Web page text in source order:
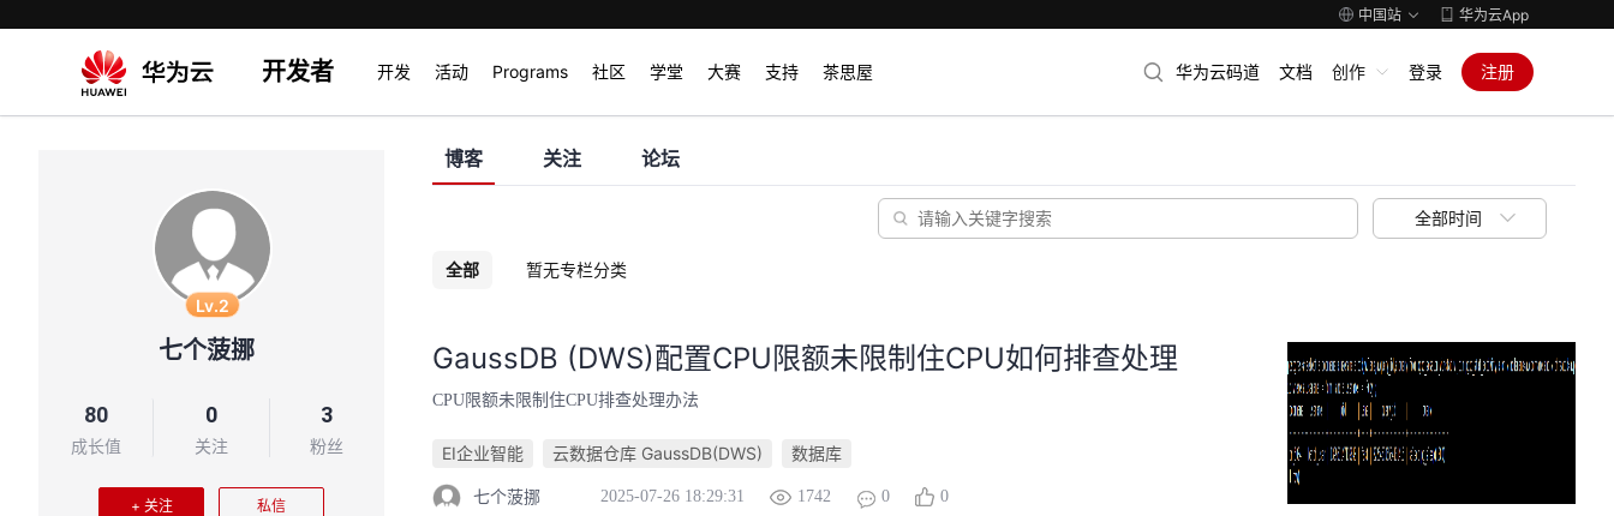
中国站 华为云App
开发者 开发 活动 Programs 社区 学堂 大赛 支持 茶思屋 华为云码道 文档 创作 登录 注册
Lv.2
七个菠挪
80
成长值
0
关注
3
粉丝
+ 关注 私信
博客 关注 论坛
全部时间
全部 暂无专栏分类
GaussDB (DWS)配置CPU限额未限制住CPU如何排查处理
CPU限额未限制住CPU排查处理办法
EI企业智能 云数据仓库 GaussDB(DWS) 数据库
七个菠挪 2025-07-26 18:29:31 1742 0 0